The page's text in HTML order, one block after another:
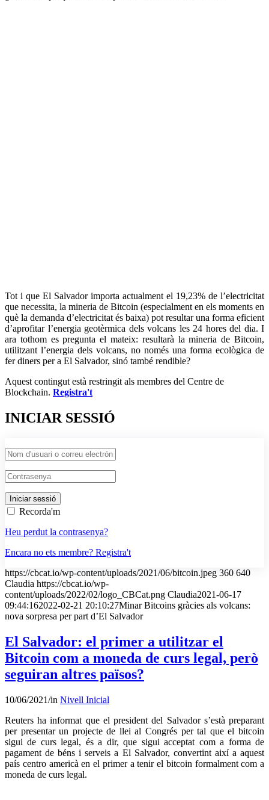
Tot i que El Salvador importa actualment el 19,23% de l’electricitat
que necessita, la mineria de Bitcoin (especialment en els moments en
què la demanda d’electricitat és baixa) pot resultar una forma eficient
d’aprofitar l’energia geotèrmica dels volcans les 24 hores del dia. I
ara tothom es pregunta el mateix: resultarà la mineria de Bitcoin,
utilitzant l’energia dels volcans, no només una forma ecològica de
fer diners per a El Salvador, sinó també rendible?
Aquest contingut està restringit als membres del Centre de
Blockchain. Registra't
INICIAR SESSIÓ
Recorda'm
Heu perdut la contrasenya?
Encara no ets membre? Registra't
https://cbcat.io/wp-content/uploads/2021/06/bitcoin.jpeg 360 640
Claudia https://cbcat.io/wp-
content/uploads/2022/02/logo_CBCat.png Claudia2021-06-17
09:44:162022-02-21 20:10:27Minar Bitcoins gràcies als volcans:
nova sorpresa per part d’El Salvador
El Salvador: el primer a utilitzar el
Bitcoin com a moneda de curs legal, però
seguiran altres països?
10/06/2021/in Nivell Inicial
Reuters ha informat que el president del Salvador s’està preparant
per presentar un projecte de llei al Congrés per tal que el bitcoin
sigui de curs legal, és a dir, que sigui acceptat com a forma de
pagament de béns i serveis a El Salvador, convertint així a aquest
país centro americà en el primer a tenir el bitcoin formalment com a
moneda de curs legal.